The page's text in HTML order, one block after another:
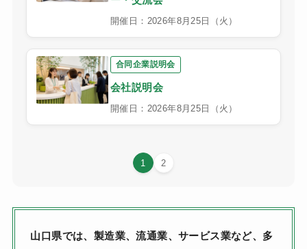
開催日：2026年8月25日（火）
合同企業説明会
会社説明会
開催日：2026年8月25日（火）
1 2
山口県では、製造業、流通業、サービス業など、多